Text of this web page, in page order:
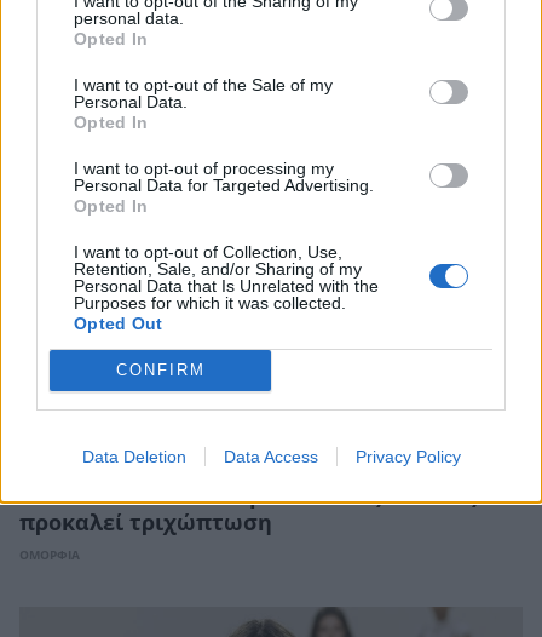
personal data.
Opted In
I want to opt-out of the Sale of my
Personal Data.
Opted In
I want to opt-out of processing my
Personal Data for Targeted Advertising.
Opted In
I want to opt-out of Collection, Use,
Retention, Sale, and/or Sharing of my
Personal Data that Is Unrelated with the
Purposes for which it was collected.
Opted Out
CONFIRM
Data Deletion Data Access Privacy Policy
που φριζάρουν
ΟΜΟΡΦΙΑ
Το συστατικό του σαμπουάν σας που σας
προκαλεί τριχώπτωση
ΟΜΟΡΦΙΑ